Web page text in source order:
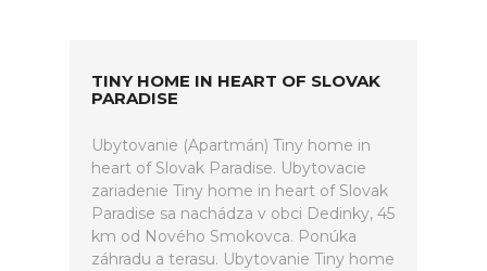
TINY HOME IN HEART OF SLOVAK
PARADISE
Ubytovanie (Apartmán) Tiny home in
heart of Slovak Paradise. Ubytovacie
zariadenie Tiny home in heart of Slovak
Paradise sa nachádza v obci Dedinky, 45
km od Nového Smokovca. Ponúka
záhradu a terasu. Ubytovanie Tiny home